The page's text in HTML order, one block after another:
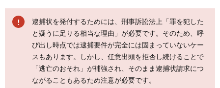
逮捕状を発付するためには、刑事訴訟法上「罪を犯した
と疑うに足りる相当な理由」が必要です。そのため、呼
び出し時点では逮捕要件が完全には固まっていないケー
スもあります。しかし、任意出頭を拒否し続けることで
「逃亡のおそれ」が補強され、そのまま逮捕状請求につ
ながることもあるため注意が必要です。